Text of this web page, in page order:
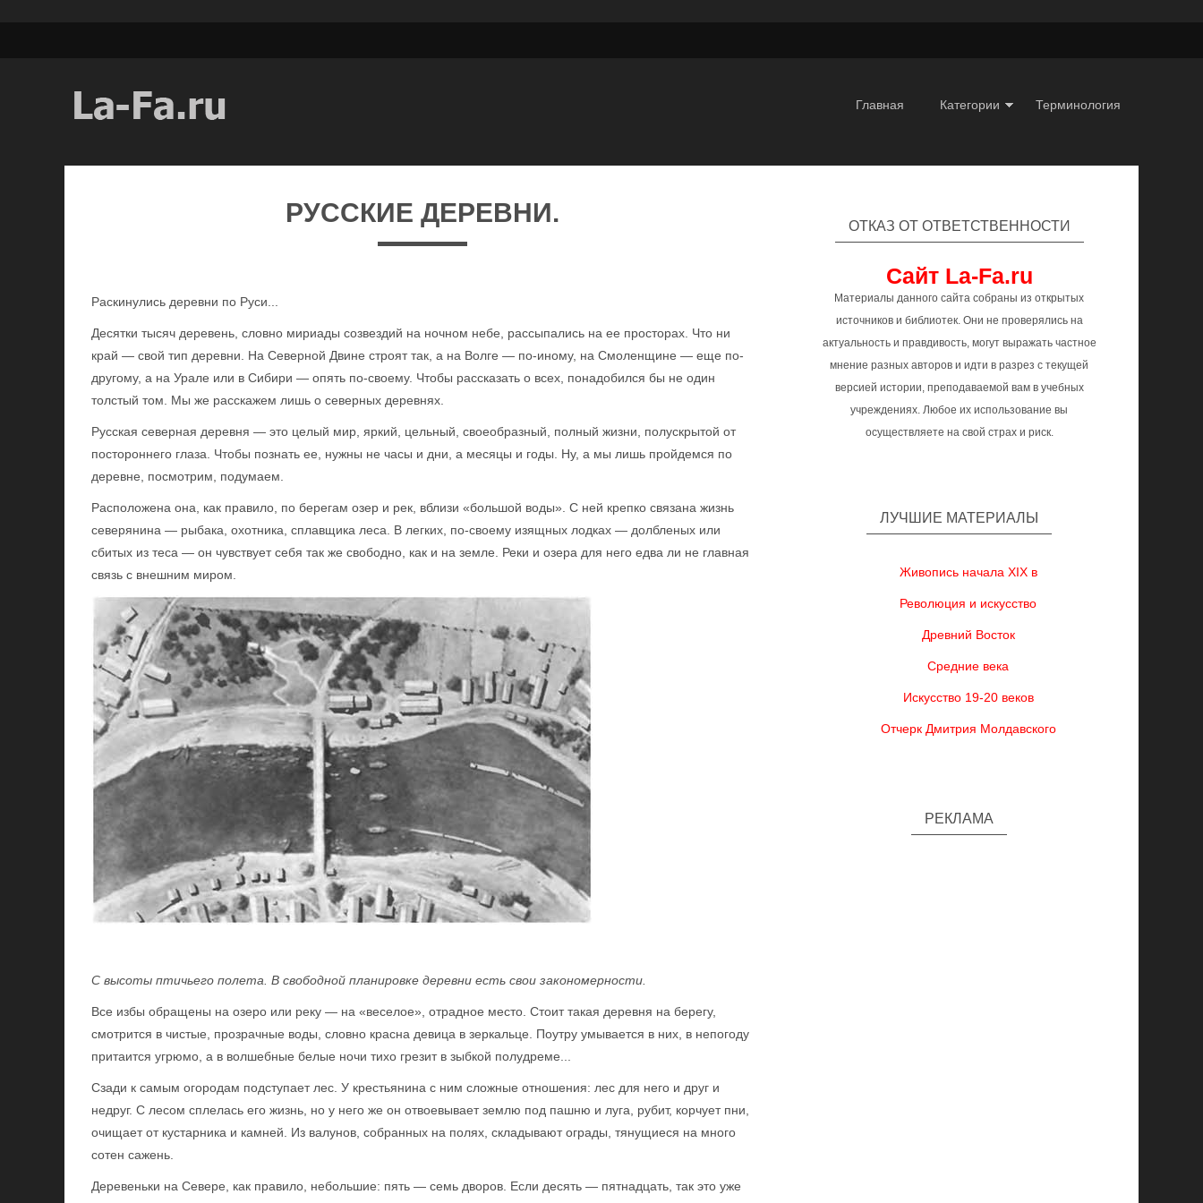
Главная Категории Терминология
РУССКИЕ ДЕРЕВНИ.
Раскинулись деревни по Руси...
Десятки тысяч деревень, словно мириады созвездий на ночном небе, рассыпались на ее просторах. Что ни
край — свой тип деревни. На Северной Двине строят так, а на Волге — по-иному, на Смоленщине — еще по-
другому, а на Урале или в Сибири — опять по-своему. Чтобы рассказать о всех, понадобился бы не один
толстый том. Мы же расскажем лишь о северных деревнях.
Русская северная деревня — это целый мир, яркий, цельный, своеобразный, полный жизни, полускрытой от
постороннего глаза. Чтобы познать ее, нужны не часы и дни, а месяцы и годы. Ну, а мы лишь пройдемся по
деревне, посмотрим, подумаем.
Расположена она, как правило, по берегам озер и рек, вблизи «большой воды». С ней крепко связана жизнь
северянина — рыбака, охотника, сплавщика леса. В легких, по-своему изящных лодках — долбленых или
сбитых из теса — он чувствует себя так же свободно, как и на земле. Реки и озера для него едва ли не главная
связь с внешним миром.
С высоты птичьего полета. В свободной планировке деревни есть свои закономерности.
Все избы обращены на озеро или реку — на «веселое», отрадное место. Стоит такая деревня на берегу,
смотрится в чистые, прозрачные воды, словно красна девица в зеркальце. Поутру умывается в них, в непогоду
притаится угрюмо, а в волшебные белые ночи тихо грезит в зыбкой полудреме...
Сзади к самым огородам подступает лес. У крестьянина с ним сложные отношения: лес для него и друг и
недруг. С лесом сплелась его жизнь, но у него же он отвоевывает землю под пашню и луга, рубит, корчует пни,
очищает от кустарника и камней. Из валунов, собранных на полях, складывают ограды, тянущиеся на много
сотен сажень.
Деревеньки на Севере, как правило, небольшие: пять — семь дворов. Если десять — пятнадцать, так это уже
ОТКАЗ ОТ ОТВЕТСТВЕННОСТИ
Сайт La-Fa.ru
Материалы данного сайта собраны из открытых
источников и библиотек. Они не проверялись на
актуальность и правдивость, могут выражать частное
мнение разных авторов и идти в разрез с текущей
версией истории, преподаваемой вам в учебных
учреждениях. Любое их использование вы
осуществляете на свой страх и риск.
ЛУЧШИЕ МАТЕРИАЛЫ
Живопись начала XIX в
Революция и искусство
Древний Восток
Средние века
Искусство 19-20 веков
Отчерк Дмитрия Молдавского
РЕКЛАМА